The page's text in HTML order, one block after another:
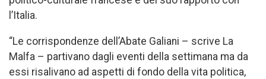
l’Italia.
“Le corrispondenze dell’Abate Galiani – scrive La
Malfa – partivano dagli eventi della settimana ma da
essi risalivano ad aspetti di fondo della vita politica,